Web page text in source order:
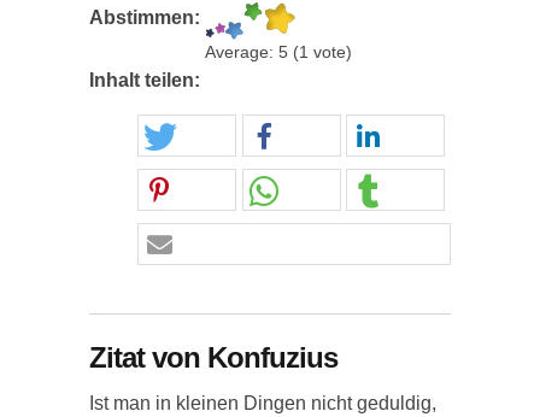
Abstimmen:
Average: 5 (1 vote)
Inhalt teilen:
Zitat von Konfuzius
Ist man in kleinen Dingen nicht geduldig,